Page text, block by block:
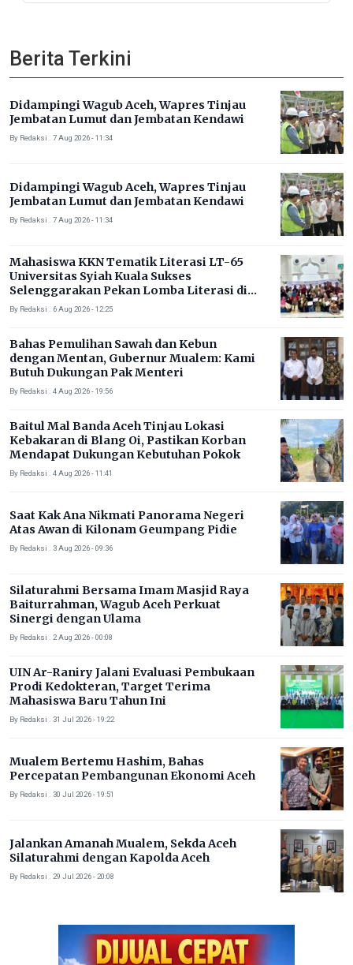
Berita Terkini
Didampingi Wagub Aceh, Wapres Tinjau
Jembatan Lumut dan Jembatan Kendawi
By Redaksi . 7 Aug 2026 - 11:34
Didampingi Wagub Aceh, Wapres Tinjau
Jembatan Lumut dan Jembatan Kendawi
By Redaksi . 7 Aug 2026 - 11:34
Mahasiswa KKN Tematik Literasi LT-65
Universitas Syiah Kuala Sukses
Selenggarakan Pekan Lomba Literasi di
Gampong Rhieng Blang
By Redaksi . 6 Aug 2026 - 12:25
Bahas Pemulihan Sawah dan Kebun
dengan Mentan, Gubernur Mualem: Kami
Butuh Dukungan Pak Menteri
By Redaksi . 4 Aug 2026 - 19:56
Baitul Mal Banda Aceh Tinjau Lokasi
Kebakaran di Blang Oi, Pastikan Korban
Mendapat Dukungan Kebutuhan Pokok
By Redaksi . 4 Aug 2026 - 11:41
Saat Kak Ana Nikmati Panorama Negeri
Atas Awan di Kilonam Geumpang Pidie
By Redaksi . 3 Aug 2026 - 09:36
Silaturahmi Bersama Imam Masjid Raya
Baiturrahman, Wagub Aceh Perkuat
Sinergi dengan Ulama
By Redaksi . 2 Aug 2026 - 00:08
UIN Ar-Raniry Jalani Evaluasi Pembukaan
Prodi Kedokteran, Target Terima
Mahasiswa Baru Tahun Ini
By Redaksi . 31 Jul 2026 - 19:22
Mualem Bertemu Hashim, Bahas
Percepatan Pembangunan Ekonomi Aceh
By Redaksi . 30 Jul 2026 - 19:51
Jalankan Amanah Mualem, Sekda Aceh
Silaturahmi dengan Kapolda Aceh
By Redaksi . 29 Jul 2026 - 20:08